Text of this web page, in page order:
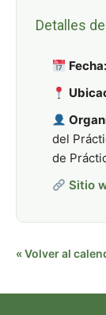
Detalles
Fecha:
del
de
Sitio
« Volver al